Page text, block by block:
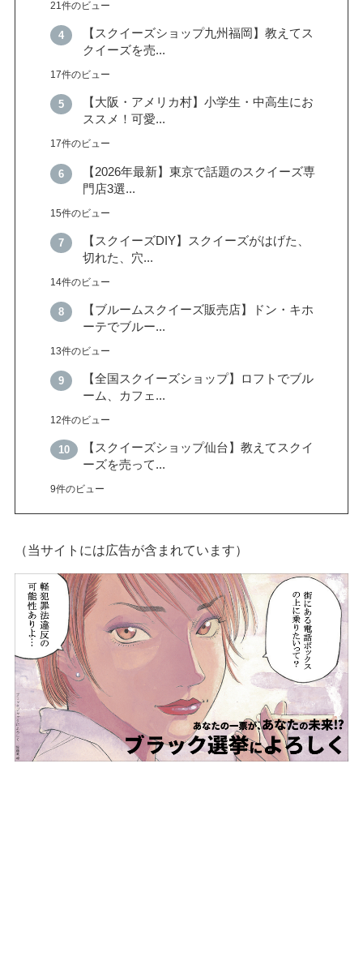
21件のビュー
【スクイーズショップ九州福岡】教えてス
クイーズを売...
17件のビュー
【大阪・アメリカ村】小学生・中高生にお
ススメ！可愛...
17件のビュー
【2026年最新】東京で話題のスクイーズ専
門店3選...
15件のビュー
【スクイーズDIY】スクイーズがはげた、
切れた、穴...
14件のビュー
【ブルームスクイーズ販売店】ドン・キホ
ーテでブルー...
13件のビュー
【全国スクイーズショップ】ロフトでブル
ーム、カフェ...
12件のビュー
【スクイーズショップ仙台】教えてスクイ
ーズを売って...
9件のビュー
（当サイトには広告が含まれています）